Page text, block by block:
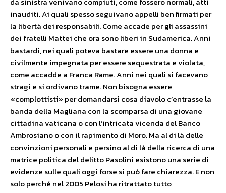
inauditi. Ai quali spesso seguivano appelli ben firmati per
la libertà dei responsabili. Come accade per gli assassini
dei fratelli Mattei che ora sono liberi in Sudamerica. Anni
bastardi, nei quali poteva bastare essere una donna e
civilmente impegnata per essere sequestrata e violata,
come accadde a Franca Rame. Anni nei quali si facevano
stragi e si ordivano trame. Non bisogna essere
«complottisti» per domandarsi cosa diavolo c’entrasse la
banda della Magliana con la scomparsa di una giovane
cittadina vaticana o con l’intricata vicenda del Banco
Ambrosiano o con il rapimento di Moro. Ma al di là delle
convinzioni personali e persino al di là della ricerca di una
matrice politica del delitto Pasolini esistono una serie di
evidenze sulle quali oggi forse si può fare chiarezza. E non
solo perché nel 2005 Pelosi ha ritrattato tutto